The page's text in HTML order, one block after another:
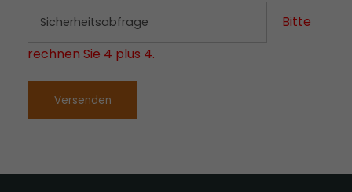
Bitte
rechnen Sie 4 plus 4.
Versenden